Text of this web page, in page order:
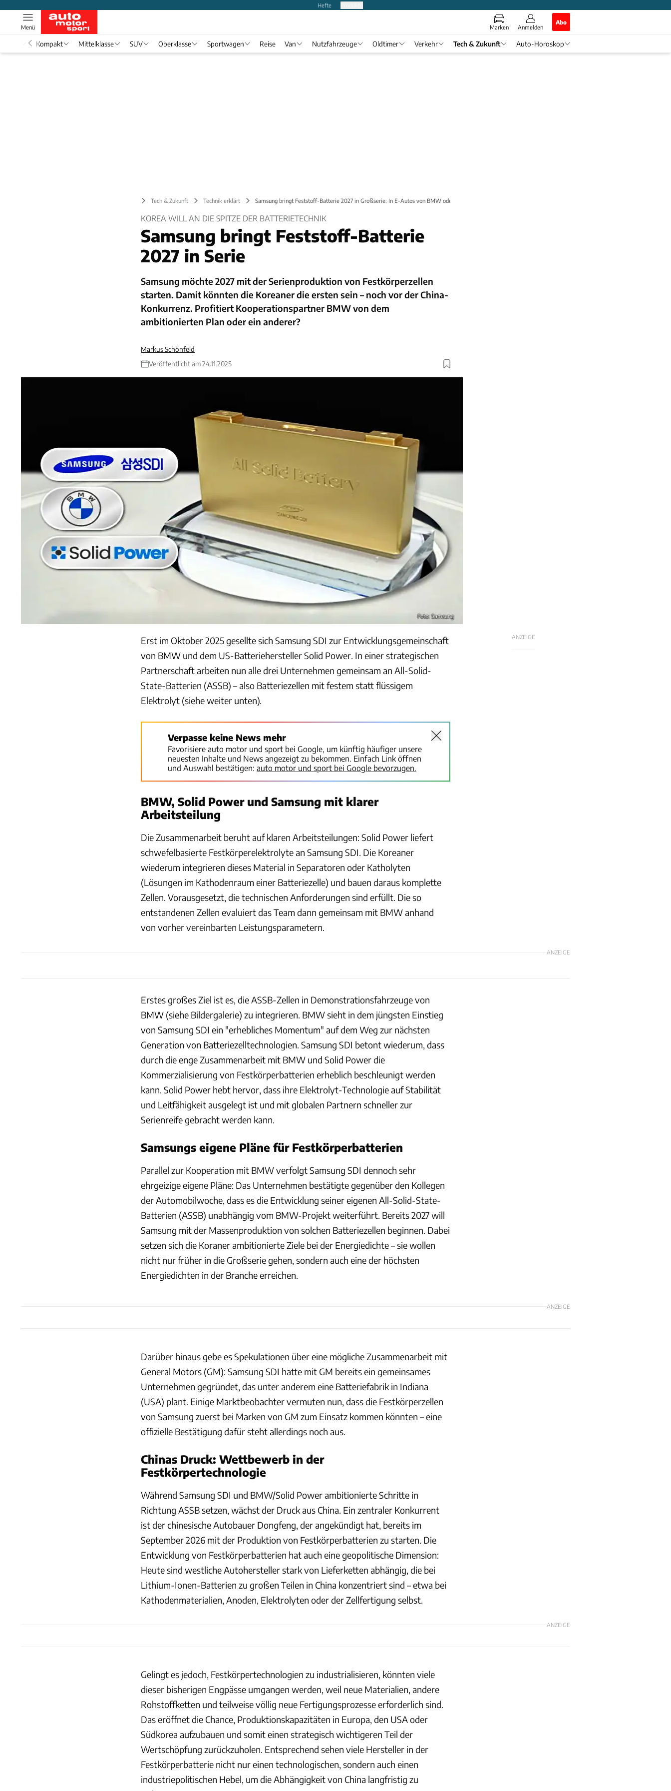
Hefte
Marken Anmelden
Abo
Menü
Kompakt Mittelklasse SUV Oberklasse Sportwagen Reise Van Nutzfahrzeuge Oldtimer Verkehr Tech & Zukunft Auto-Horoskop
Tech & Zukunft Technik erklärt Samsung bringt Feststoff-Batterie 2027 in Großserie: In E-Autos von BMW oder GM?
KOREA WILL AN DIE SPITZE DER BATTERIETECHNIK
Samsung bringt Feststoff-Batterie
2027 in Serie
Samsung möchte 2027 mit der Serienproduktion von Festkörperzellen
starten. Damit könnten die Koreaner die ersten sein – noch vor der China-
Konkurrenz. Profitiert Kooperationspartner BMW von dem
ambitionierten Plan oder ein anderer?
Markus Schönfeld
Veröffentlicht am 24.11.2025
Foto: Samsung
ANZEIGE
Erst im Oktober 2025 gesellte sich Samsung SDI zur Entwicklungsgemeinschaft
von BMW und dem US-Batteriehersteller Solid Power. In einer strategischen
Partnerschaft arbeiten nun alle drei Unternehmen gemeinsam an All-Solid-
State-Batterien (ASSB) – also Batteriezellen mit festem statt flüssigem
Elektrolyt (siehe weiter unten).
Verpasse keine News mehr
Favorisiere auto motor und sport bei Google, um künftig häufiger unsere
neuesten Inhalte und News angezeigt zu bekommen. Einfach Link öffnen
und Auswahl bestätigen: auto motor und sport bei Google bevorzugen.
BMW, Solid Power und Samsung mit klarer
Arbeitsteilung
Die Zusammenarbeit beruht auf klaren Arbeitsteilungen: Solid Power liefert
schwefelbasierte Festkörperelektrolyte an Samsung SDI. Die Koreaner
wiederum integrieren dieses Material in Separatoren oder Katholyten
(Lösungen im Kathodenraum einer Batteriezelle) und bauen daraus komplette
Zellen. Vorausgesetzt, die technischen Anforderungen sind erfüllt. Die so
entstandenen Zellen evaluiert das Team dann gemeinsam mit BMW anhand
von vorher vereinbarten Leistungsparametern.
ANZEIGE
Erstes großes Ziel ist es, die ASSB-Zellen in Demonstrationsfahrzeuge von
BMW (siehe Bildergalerie) zu integrieren. BMW sieht in dem jüngsten Einstieg
von Samsung SDI ein "erhebliches Momentum" auf dem Weg zur nächsten
Generation von Batteriezelltechnologien. Samsung SDI betont wiederum, dass
durch die enge Zusammenarbeit mit BMW und Solid Power die
Kommerzialisierung von Festkörperbatterien erheblich beschleunigt werden
kann. Solid Power hebt hervor, dass ihre Elektrolyt-Technologie auf Stabilität
und Leitfähigkeit ausgelegt ist und mit globalen Partnern schneller zur
Serienreife gebracht werden kann.
Samsungs eigene Pläne für Festkörperbatterien
Parallel zur Kooperation mit BMW verfolgt Samsung SDI dennoch sehr
ehrgeizige eigene Pläne: Das Unternehmen bestätigte gegenüber den Kollegen
der Automobilwoche, dass es die Entwicklung seiner eigenen All-Solid-State-
Batterien (ASSB) unabhängig vom BMW-Projekt weiterführt. Bereits 2027 will
Samsung mit der Massenproduktion von solchen Batteriezellen beginnen. Dabei
setzen sich die Koraner ambitionierte Ziele bei der Energiedichte – sie wollen
nicht nur früher in die Großserie gehen, sondern auch eine der höchsten
Energiedichten in der Branche erreichen.
ANZEIGE
Darüber hinaus gebe es Spekulationen über eine mögliche Zusammenarbeit mit
General Motors (GM): Samsung SDI hatte mit GM bereits ein gemeinsames
Unternehmen gegründet, das unter anderem eine Batteriefabrik in Indiana
(USA) plant. Einige Marktbeobachter vermuten nun, dass die Festkörperzellen
von Samsung zuerst bei Marken von GM zum Einsatz kommen könnten – eine
offizielle Bestätigung dafür steht allerdings noch aus.
Chinas Druck: Wettbewerb in der
Festkörpertechnologie
Während Samsung SDI und BMW/Solid Power ambitionierte Schritte in
Richtung ASSB setzen, wächst der Druck aus China. Ein zentraler Konkurrent
ist der chinesische Autobauer Dongfeng, der angekündigt hat, bereits im
September 2026 mit der Produktion von Festkörperbatterien zu starten. Die
Entwicklung von Festkörperbatterien hat auch eine geopolitische Dimension:
Heute sind westliche Autohersteller stark von Lieferketten abhängig, die bei
Lithium-Ionen-Batterien zu großen Teilen in China konzentriert sind – etwa bei
Kathodenmaterialien, Anoden, Elektrolyten oder der Zellfertigung selbst.
ANZEIGE
Gelingt es jedoch, Festkörpertechnologien zu industrialisieren, könnten viele
dieser bisherigen Engpässe umgangen werden, weil neue Materialien, andere
Rohstoffketten und teilweise völlig neue Fertigungsprozesse erforderlich sind.
Das eröffnet die Chance, Produktionskapazitäten in Europa, den USA oder
Südkorea aufzubauen und somit einen strategisch wichtigeren Teil der
Wertschöpfung zurückzuholen. Entsprechend sehen viele Hersteller in der
Festkörperbatterie nicht nur einen technologischen, sondern auch einen
industriepolitischen Hebel, um die Abhängigkeit von China langfristig zu